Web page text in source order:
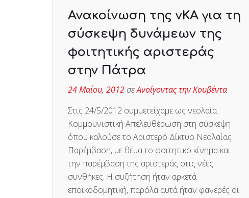
Ανακοίνωση της νΚΑ για τη
σύσκεψη δυνάμεων της
φοιτητικής αριστεράς
στην Πάτρα
24 Μαΐου, 2012σεΑνοίγοντας την Κουβέντα
Στις 24/5/2012 συμμετείχαμε ως νεολαία
Κομμουνιστική Απελευθέρωση στη σύσκεψη
όπου καλούσε το Αριστερό Δίκτυο Νεολαίας
Παρέμβαση, με θέμα το φοιτητικό κίνημα και
την παρέμβαση της αριστεράς στις νέες
συνθήκες. Η συζήτηση ήταν αρκετά
εποικοδομητική, παρόλα αυτά ήταν φανερές οι